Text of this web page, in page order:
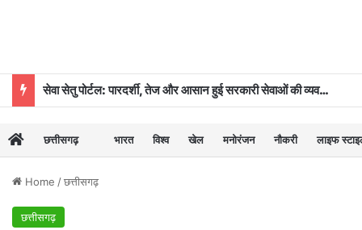
सेवा सेतु पोर्टल: पारदर्शी, तेज और आसान हुई सरकारी सेवाओं की व्यवस्था
छत्तीसगढ़ भारत विश्व खेल मनोरंजन नौकरी लाइफ
Home /छत्तीसगढ़
छत्तीसगढ़